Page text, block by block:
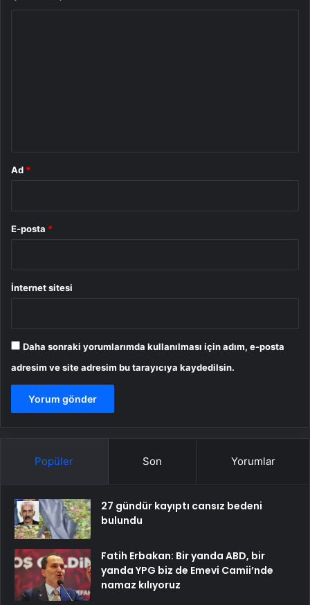
Ad *
E-posta *
İnternet sitesi
Daha sonraki yorumlarımda kullanılması için adım, e-posta
adresim ve site adresim bu tarayıcıya kaydedilsin.
Popüler Son Yorumlar
27 gündür kayıptı cansız bedeni
bulundu
Fatih Erbakan: Bir yanda ABD, bir
yanda YPG biz de Emevi Camii’nde
namaz kılıyoruz